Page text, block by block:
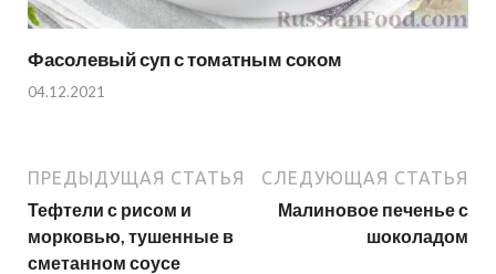
Фасолевый суп с томатным соком
04.12.2021
ПРЕДЫДУЩАЯ СТАТЬЯ
Тефтели с рисом и
морковью, тушенные в
сметанном соусе
СЛЕДУЮЩАЯ СТАТЬЯ
Малиновое печенье с
шоколадом